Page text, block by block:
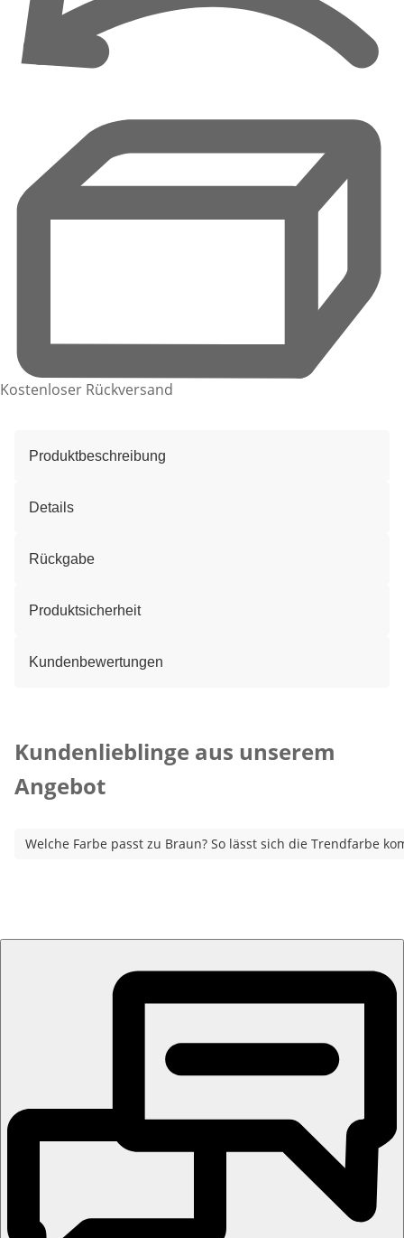
Kostenloser Rückversand
Produktbeschreibung
Details
Rückgabe
Produktsicherheit
Kundenbewertungen
Kundenlieblinge aus unserem
Angebot
Welche Farbe passt zu Braun? So lässt sich die Trendfarbe